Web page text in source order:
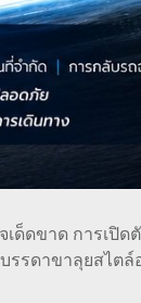
ด็ดขาด การเปิด
รรดาขาลุยสไต